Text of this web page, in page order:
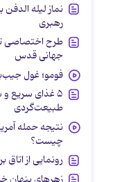
نماز لیله
رهبری
طرح اختصاصی
جهانی قدس
فومو؛ غول
۵ غذای سریع و
طبیعت‌گردی
نتیجه حمله
چیست؟
رونمایی از